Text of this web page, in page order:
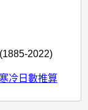
2022)
冷日數推算